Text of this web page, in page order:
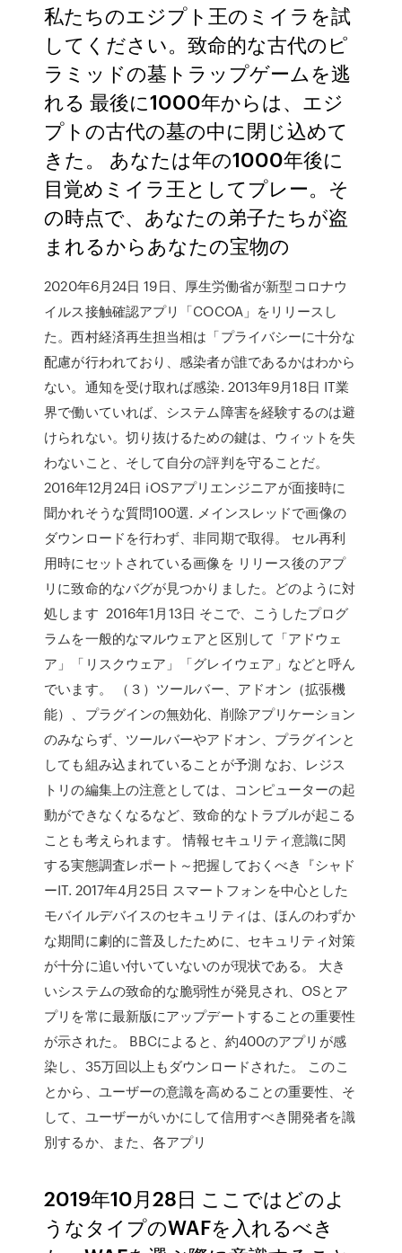
私たちのエジプト王のミイラを試
してください。致命的な古代のピ
ラミッドの墓トラップゲームを逃
れる 最後に1000年からは、エジ
プトの古代の墓の中に閉じ込めて
きた。 あなたは年の1000年後に
目覚めミイラ王としてプレー。そ
の時点で、あなたの弟子たちが盗
まれるからあなたの宝物の
2020年6月24日 19日、厚生労働省が新型コロナウ
イルス接触確認アプリ「COCOA」をリリースし
た。西村経済再生担当相は「プライバシーに十分な
配慮が行われており、感染者が誰であるかはわから
ない。通知を受け取れば感染. 2013年9月18日 IT業
界で働いていれば、システム障害を経験するのは避
けられない。切り抜けるための鍵は、ウィットを失
わないこと、そして自分の評判を守ることだ。
2016年12月24日 iOSアプリエンジニアが面接時に
聞かれそうな質問100選. メインスレッドで画像の
ダウンロードを行わず、非同期で取得。 セル再利
用時にセットされている画像を リリース後のアプ
リに致命的なバグが見つかりました。どのように対
処します 2016年1月13日 そこで、こうしたプログ
ラムを一般的なマルウェアと区別して「アドウェ
ア」「リスクウェア」「グレイウェア」などと呼ん
でいます。 （３）ツールバー、アドオン（拡張機
能）、プラグインの無効化、削除アプリケーション
のみならず、ツールバーやアドオン、プラグインと
しても組み込まれていることが予測 なお、レジス
トリの編集上の注意としては、コンピューターの起
動ができなくなるなど、致命的なトラブルが起こる
ことも考えられます。 情報セキュリティ意識に関
する実態調査レポート～把握しておくべき『シャド
ーIT. 2017年4月25日 スマートフォンを中心とした
モバイルデバイスのセキュリティは、ほんのわずか
な期間に劇的に普及したために、セキュリティ対策
が十分に追い付いていないのが現状である。 大き
いシステムの致命的な脆弱性が発見され、OSとア
プリを常に最新版にアップデートすることの重要性
が示された。 BBCによると、約400のアプリが感
染し、35万回以上もダウンロードされた。 このこ
とから、ユーザーの意識を高めることの重要性、そ
して、ユーザーがいかにして信用すべき開発者を識
別するか、また、各アプリ
2019年10月28日 ここではどのよ
うなタイプのWAFを入れるべき